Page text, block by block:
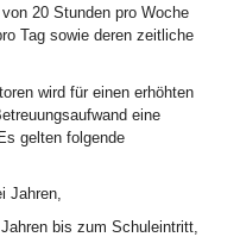
20 Stunden pro Woche
Tag sowie deren zeitliche
wird für einen erhöhten
eine
Es gelten folgende
Jahren,
bis zum Schuleintritt,